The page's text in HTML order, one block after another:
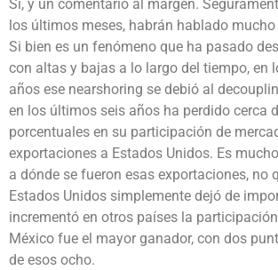
Sí, y un comentario al margen.
los últimos meses, habrán hablado
Si bien es un fenómeno que ha pasado
con altas y bajas a lo largo del tiempo, en
años ese nearshoring se debió al
en los últimos seis años ha perdido cerca
porcentuales en su participación de
exportaciones a Estados Unidos. Es
a dónde se fueron esas exportaciones, no
Estados Unidos simplemente dejó de
incrementó en otros países la
México fue el mayor ganador, con dos
de esos ocho.